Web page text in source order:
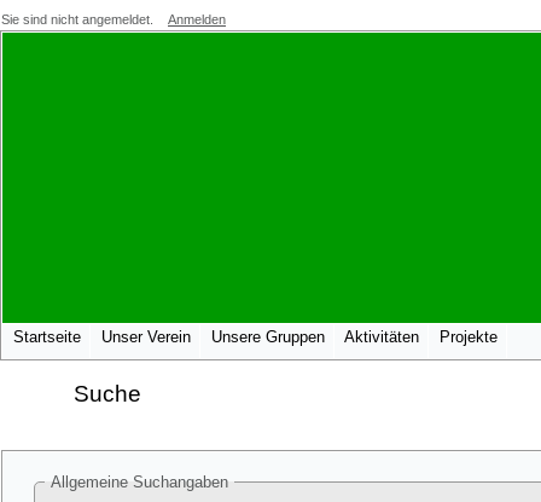
Sie sind nicht angemeldet. Anmelden
Startseite Unser Verein Unsere Gruppen Aktivitäten Projekte
Suche
Allgemeine Suchangaben